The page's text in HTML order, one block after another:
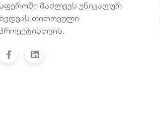
სფეროში მაძლევს უნიკალურ
ხედვას თითოეული